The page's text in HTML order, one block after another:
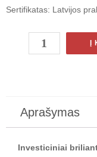
Sertifikatas: Latvijos
Į
Aprašymas
Investiciniai